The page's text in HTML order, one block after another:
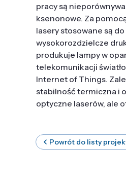
pracy są
ksenonowe. Za
lasery stosowane są
wysokorozdzielcze
produkuje lampy w
telekomunikacji
Internet of Things.
stabilność termiczna i
optyczne laserów, ale
Powrót do listy